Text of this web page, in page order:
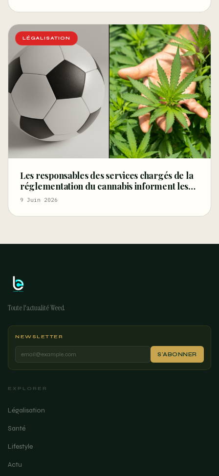
principal des
LÉGALISATION
Les responsables des services chargés de la
réglementation du cannabis informent les
supporters de la Coupe du monde sur la
9 Juin 2026
Toute l'actualité Weed
NEWSLETTER
S'ABONNER
EXPLORER
Légalisation
Santé
Lifestyle
Actu